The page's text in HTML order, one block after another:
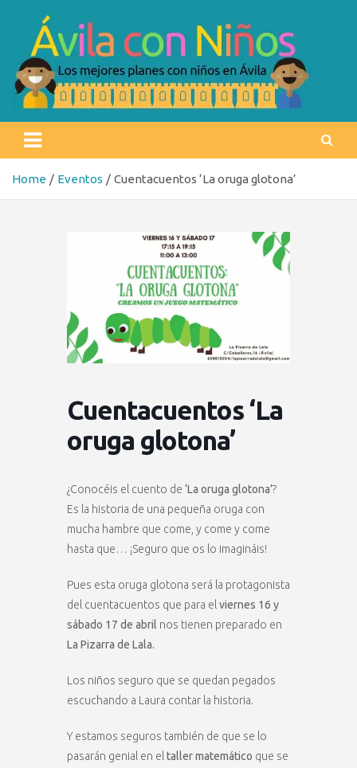
content
Ávila con niños
Home Eventos Cuentacuentos ‘La oruga glotona’
Cuentacuentos ‘La
oruga glotona’
¿Conocéis el cuento de ‘La oruga glotona’?
Es la historia de una pequeña oruga con
mucha hambre que come, y come y come
hasta que… ¡Seguro que os lo imagináis!
Pues esta oruga glotona será la protagonista
del cuentacuentos que para el viernes 16 y
sábado 17 de abril nos tienen preparado en
La Pizarra de Lala.
Los niños seguro que se quedan pegados
escuchando a Laura contar la historia.
Y estamos seguros también de que se lo
pasarán genial en el taller matemático que se